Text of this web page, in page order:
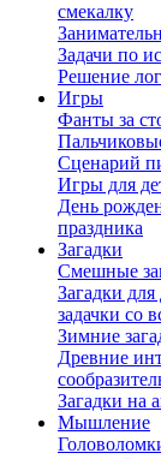
смекалку
Задачи по
Решение
Игры
Фанты за
Сценарий
Игры для
День
праздника
Загадки
Смешные
Загадки
задачки со
Зимние
Древние
Загадки на
Мышление